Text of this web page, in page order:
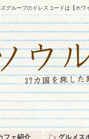
グループのドレスコードは【ホワ
フェ紹介 グルメス